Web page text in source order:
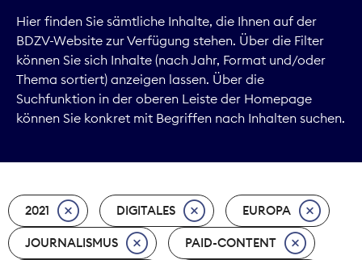
Digitales
Kommunikation
Marktdaten
Nachhaltigkeit
Nachwuchs
Hier finden Sie sämtliche Inhalte, die Ihnen auf der
BDZV-Website zur Verfügung stehen. Über die Filter
können Sie sich Inhalte (nach Jahr, Format und/oder
Thema sortiert) anzeigen lassen. Über die
Suchfunktion in der oberen Leiste der Homepage
können Sie konkret mit Begriffen nach Inhalten suchen.
2021 DIGITALES EUROPA
JOURNALISMUS PAID-CONTENT